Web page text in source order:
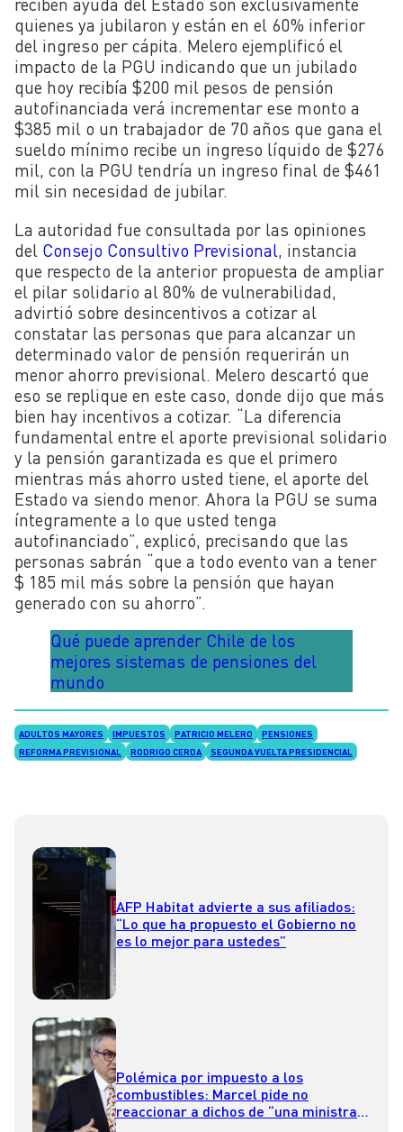
reciben ayuda del Estado son exclusivamente
quienes ya jubilaron y están en el 60% inferior
del ingreso per cápita. Melero ejemplificó el
impacto de la PGU indicando que un jubilado
que hoy recibía $200 mil pesos de pensión
autofinanciada verá incrementar ese monto a
$385 mil o un trabajador de 70 años que gana el
sueldo mínimo recibe un ingreso líquido de $276
mil, con la PGU tendría un ingreso final de $461
mil sin necesidad de jubilar.
La autoridad fue consultada por las opiniones
del Consejo Consultivo Previsional , instancia
que respecto de la anterior propuesta de ampliar
el pilar solidario al 80% de vulnerabilidad,
advirtió sobre desincentivos a cotizar al
constatar las personas que para alcanzar un
determinado valor de pensión requerirán un
menor ahorro previsional. Melero descartó que
eso se replique en este caso, donde dijo que más
bien hay incentivos a cotizar. “La diferencia
fundamental entre el aporte previsional solidario
y la pensión garantizada es que el primero
mientras más ahorro usted tiene, el aporte del
Estado va siendo menor. Ahora la PGU se suma
íntegramente a lo que usted tenga
autofinanciado”, explicó, precisando que las
personas sabrán “que a todo evento van a tener
$ 185 mil más sobre la pensión que hayan
generado con su ahorro”.
Qué puede aprender Chile de los
mejores sistemas de pensiones del
mundo
ADULTOS MAYORES IMPUESTOS PATRICIO MELERO
PENSIONES
REFORMA PREVISIONAL
RODRIGO CERDA SEGUNDA VUELTA PRESIDENCIAL
AFP Habitat advierte a sus afiliados:
“Lo que ha propuesto el Gobierno no
es lo mejor para ustedes”
Polémica por impuesto a los
combustibles: Marcel pide no
reaccionar a dichos de “una ministra